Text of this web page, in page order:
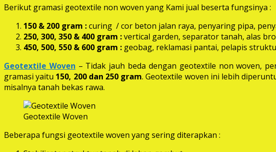
Berikut gramasi geotextile non woven yang Kami jual beserta fungsinya :
150 & 200 gram :curing / cor beton jalan raya, penyaring pipa,
250, 300, 350 & 400 gram :vertical garden, separator tanah, alas
450, 500, 550 & 600 gram : geobag, reklamasi pantai, pelapis
Geotextile Woven – Tidak jauh beda dengan geotextile non woven,
gramasi yaitu 150, 200 dan 250 gram. Geotextile woven ini lebih
misalnya tanah bekas rawa.
Geotextile Woven
Beberapa fungsi geotextile woven yang sering diterapkan :